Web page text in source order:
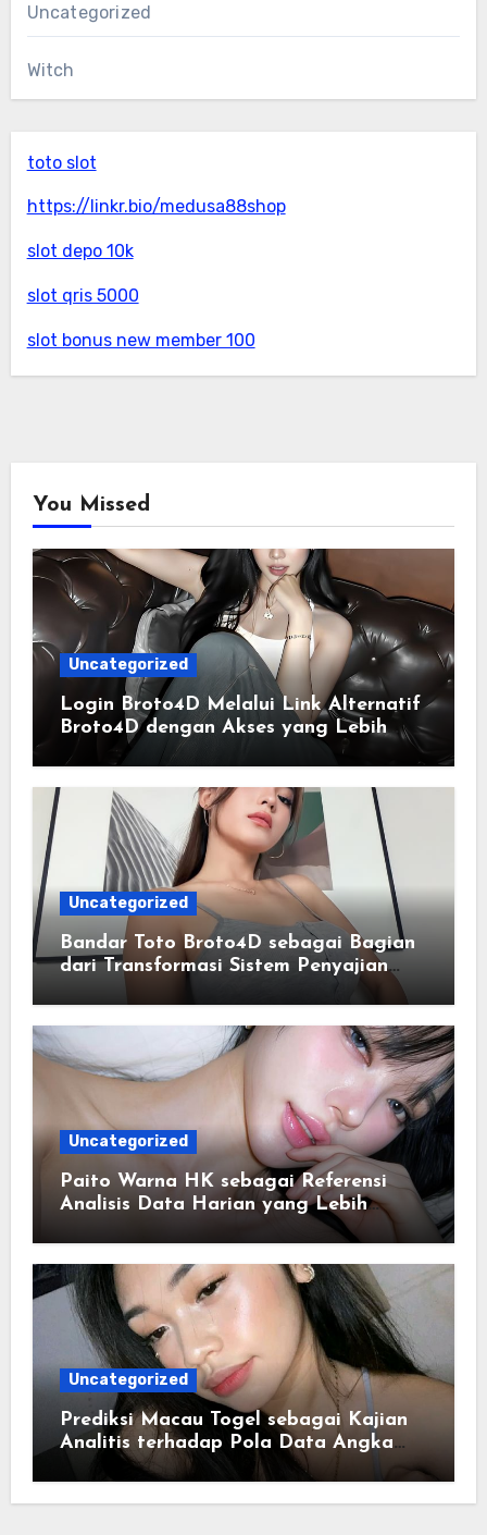
Uncategorized
Witch
toto slot
https://linkr.bio/medusa88shop
slot depo 10k
slot qris 5000
slot bonus new member 100
You Missed
Uncategorized
Login Broto4D Melalui Link Alternatif
Broto4D dengan Akses yang Lebih
Lancar
Uncategorized
Bandar Toto Broto4D sebagai Bagian
dari Transformasi Sistem Penyajian
Uncategorized
Paito Warna HK sebagai Referensi
Analisis Data Harian yang Lebih
Uncategorized
Prediksi Macau Togel sebagai Kajian
Analitis terhadap Pola Data Angka
yang Tersusun Sistematis